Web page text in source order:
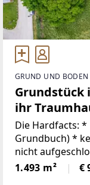
GRUND UND BODEN
Grundstück
ihr
Die Hardfacts: * 1.493 m² großes Grundstück (lt.
Grundbuch) * kein Bauzwang, keine Bausperre *
nicht
belaufen sich
1.493 m² €